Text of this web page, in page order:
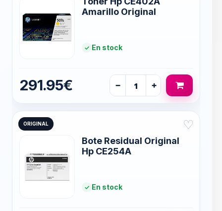
Amarillo Original
En stock
291.95€ − +
ORIGINAL ♡
Bote Residual Original
Hp CE254A
En stock